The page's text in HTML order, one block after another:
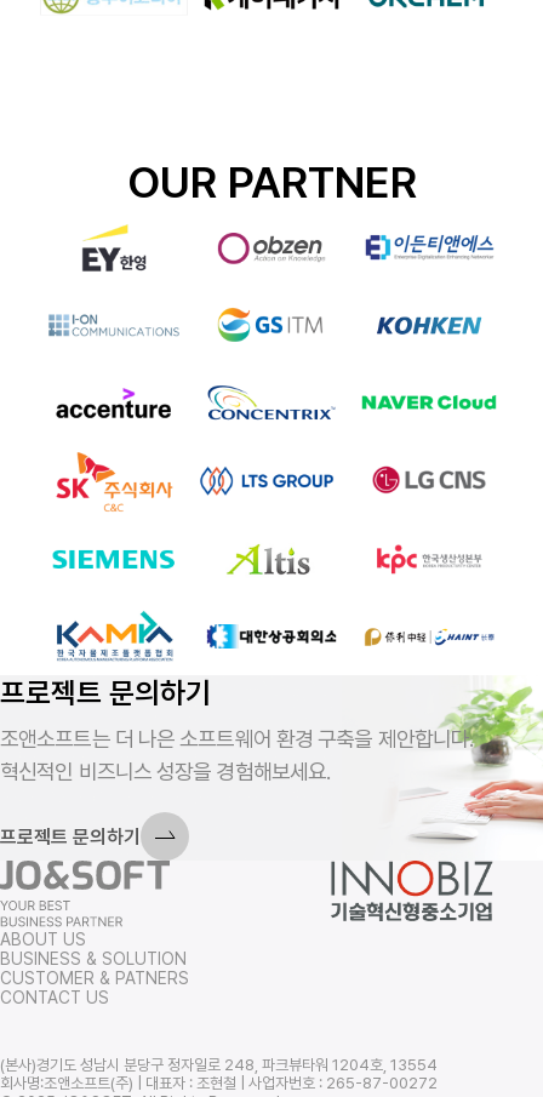
OUR PARTNER
프로젝트 문의하기
조앤소프트는 더 나은 소프트웨어 환경 구축을 제안합니다.
혁신적인 비즈니스 성장을 경험해보세요.
프로젝트 문의하기
ABOUT US
BUSINESS & SOLUTION
CUSTOMER & PATNERS
CONTACT US
(본사)경기도 성남시 분당구 정자일로 248, 파크뷰타워 1204호, 13554
회사명:조앤소프트(주) | 대표자 : 조현철 | 사업자번호 : 265-87-00272